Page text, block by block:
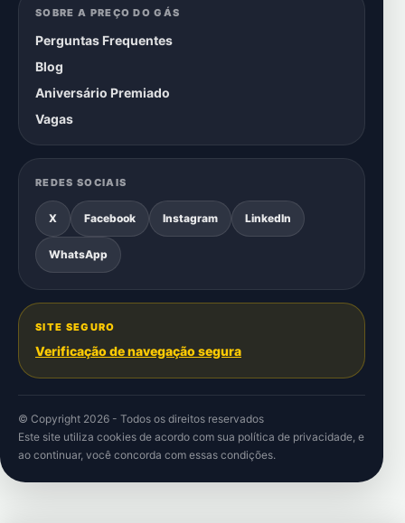
SOBRE A PREÇO DO GÁS
Perguntas Frequentes
Blog
Aniversário Premiado
Vagas
REDES SOCIAIS
X Facebook Instagram LinkedIn
WhatsApp
SITE SEGURO
Verificação de navegação segura
© Copyright 2026 - Todos os direitos reservados
Este site utiliza cookies de acordo com sua política de privacidade, e
ao continuar, você concorda com essas condições.